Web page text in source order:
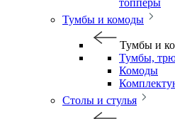
топперы
Тумбы и комоды
Тумбы и
Тумбы,
Комоды
Столы и стулья